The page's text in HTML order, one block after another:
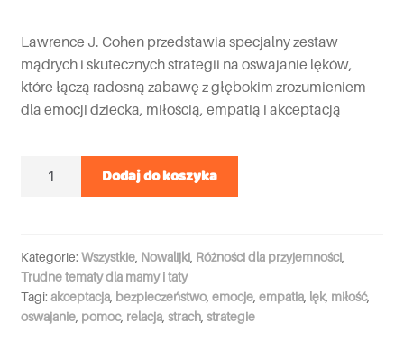
Lawrence J. Cohen przedstawia specjalny zestaw
mądrych i skutecznych strategii na oswajanie lęków,
które łączą radosną zabawę z głębokim zrozumieniem
dla emocji dziecka, miłością, empatią i akceptacją
Dodaj do koszyka
Kategorie: Wszystkie, Nowalijki, Różności dla przyjemności,
Trudne tematy dla mamy i taty
Tagi: akceptacja, bezpieczeństwo, emocje, empatia, lęk, miłość,
oswajanie, pomoc, relacja, strach, strategie